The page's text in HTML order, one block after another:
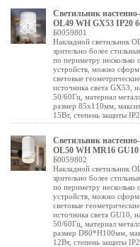
Светильник
OL49 WH GX53 IP20
Б0059801
Накладной светильник
зрительно более
по периметру несколько
устройств, можно
световые
источника света GX53,
50/60Гц, материал
размер 85x110мм,
15Вт, степень защиты
Светильник
OL50 WH MR16
Б0059802
Накладной светильник
зрительно более
по периметру несколько
устройств, можно
световые
источника света GU10,
50/60Гц, материал
размер D80*H100мм,
12Вт, степень защиты